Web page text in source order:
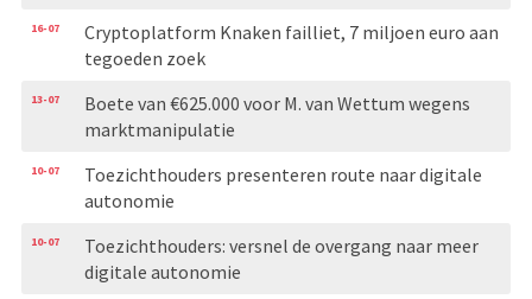
16-07
Cryptoplatform Knaken failliet, 7 miljoen euro aan
tegoeden zoek
13-07
Boete van €625.000 voor M. van Wettum wegens
marktmanipulatie
10-07
Toezichthouders presenteren route naar digitale
autonomie
10-07
Toezichthouders: versnel de overgang naar meer
digitale autonomie